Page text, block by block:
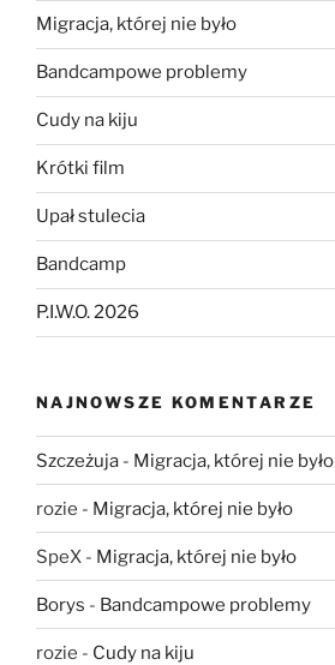
Migracja, której nie było
Bandcampowe problemy
Cudy na kiju
Krótki film
Upał stulecia
Bandcamp
P.I.W.O. 2026
NAJNOWSZE KOMENTARZE
Szczeżuja - Migracja, której nie było
rozie - Migracja, której nie było
SpeX - Migracja, której nie było
Borys - Bandcampowe problemy
rozie - Cudy na kiju